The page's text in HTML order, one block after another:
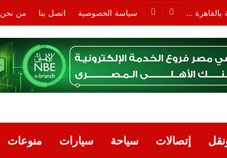
الطقس اليوم الجمعة.. شديد الحرارة رطب ونشاط رياح يلطف الأجواء والمحسوسة بالقاهرة 38 سياسة الخصوصية اتصل بنا من نحن
إتصالات سياحة سيارات منوعات